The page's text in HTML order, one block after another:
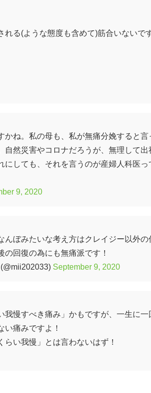
れる(ような態度も含めて)筋合いないで
かね。私の母も、私が無痛分娩すると言
自然災害やコロナだろうが、無理して出
にしても、それを言うのが産婦人科医っ
9, 2020
んぼみたいな考え方はクレイジー以外の
回復の為にも無痛派です！
September 9, 2020
我慢すべき痛み」かもですが、一生に一
痛みですよ！
い我慢」とは言わないはず！